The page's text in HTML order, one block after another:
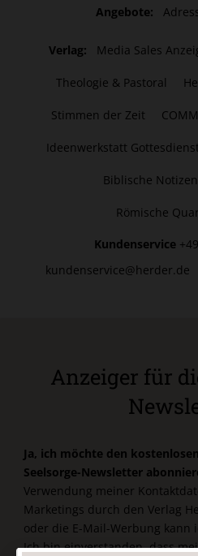
Angebote:
Verlag: Media Sales
Theologie & Pastoral
Stimmen der Zeit
Ideenwerkstatt
Biblische Notizen
Römische
Kundenservice
kundenservice@herder.de
Anzeiger für
Ja, ich möchte den
Seelsorge-Newsletter
Verwendung meiner
Marketings durch den Verlag
oder die E-Mail-Werbung kann
Ich bin einverstanden, dass